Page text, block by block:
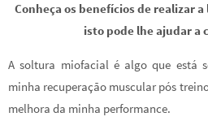
b
o
k
tt
er
er
es
t
at
sA
p
p
ar
e
Conheça os benefícios de realizar
isto pode lhe ajudar a
A soltura miofacial é algo que está
minha recuperação muscular pós
melhora da minha performance.